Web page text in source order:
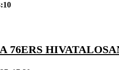
76ERS